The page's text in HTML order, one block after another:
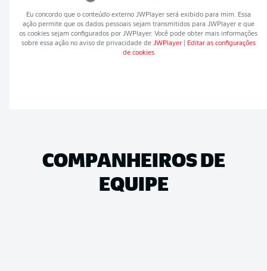
Eu concordo que o conteúdo externo JWPlayerserá exibido para mim. Essa
ação permite que os dados pessoais sejam transmitidos para JWPlayere que
os cookies sejam configurados por JWPlayer. Você pode obter mais informações
sobre essa ação no aviso de privacidade de JWPlayer
Editar as configurações
de cookies
COMPANHEIROS DE
EQUIPE